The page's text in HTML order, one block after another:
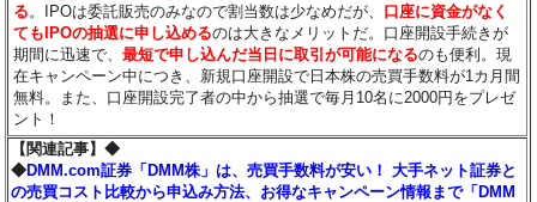
る 。IPOは委託販売のみなので割当数は少なめだが、 口座に資金がなく
てもIPOの抽選に申し込めるのは大きなメリットだ。口座開設手続きが
期間に迅速で、最短で申し込んだ当日に取引が可能になるのも便利。現
在キャンペーン中につき、新規口座開設で日本株の売買手数料が1カ月間
無料。また、口座開設完了者の中から抽選で毎月10名に2000円をプレゼ
ント！
【関連記事】◆
◆DMM.com証券「DMM株」は、売買手数料が安い！ 大手ネット証券と
の売買コスト比較から申込み方法、お得なキャンペーン情報まで「DMM